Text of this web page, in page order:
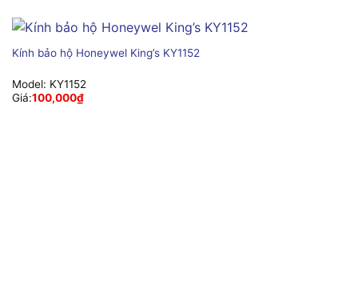
Kính bảo hộ Honeywel King’s KY1152
Model: KY1152
Giá:100,000₫